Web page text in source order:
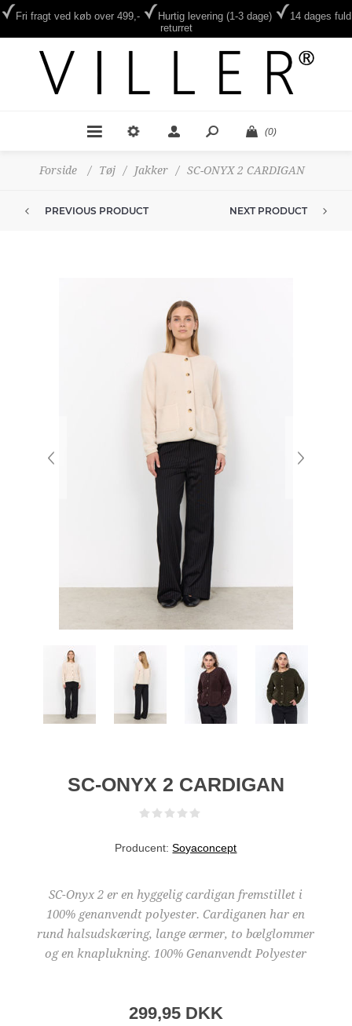
Fri fragt ved køb over 499,- Hurtig levering (1-3 dage)
14 dages fuld
returret
(0)
Forside / Tøj / Jakker / SC-ONYX 2 CARDIGAN
PREVIOUS PRODUCT NEXT PRODUCT
SC-ONYX 2 CARDIGAN
Producent: Soyaconcept
SC-Onyx 2 er en hyggelig cardigan fremstillet i
100% genanvendt polyester. Cardiganen har en
rund halsudskæring, lange ærmer, to bælglommer
og en knaplukning. 100% Genanvendt Polyester
299,95 DKK